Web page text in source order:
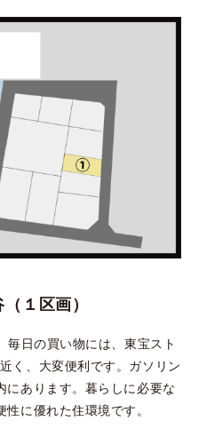
１区画）
毎日の買い物には、東宝スト
く、大変便利です。ガソリン
にあります。暮らしに必要な
に優れた住環境です。